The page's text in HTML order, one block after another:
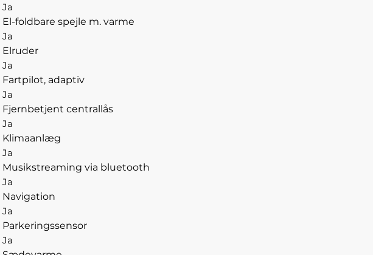
Ja
El-foldbare spejle m. varme
Ja
Elruder
Ja
Fartpilot, adaptiv
Ja
Fjernbetjent centrallås
Ja
Klimaanlæg
Ja
Musikstreaming via bluetooth
Ja
Navigation
Ja
Parkeringssensor
Ja